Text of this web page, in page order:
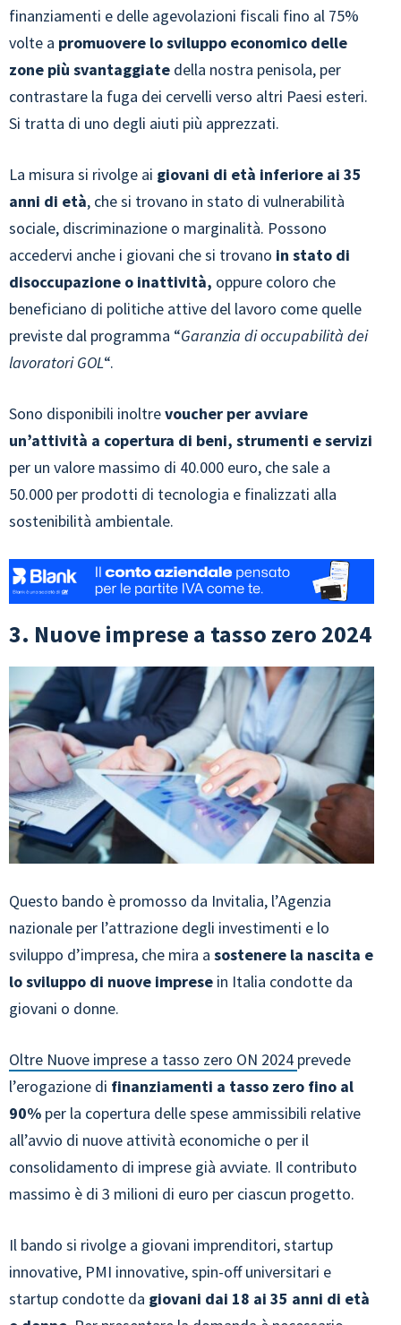
finanziamenti e delle agevolazioni fiscali fino al 75%
volte a promuovere lo sviluppo economico delle
zone più svantaggiate della nostra penisola, per
contrastare la fuga dei cervelli verso altri Paesi esteri.
Si tratta di uno degli aiuti più apprezzati.
La misura si rivolge ai giovani di età inferiore ai 35
anni di età, che si trovano in stato di vulnerabilità
sociale, discriminazione o marginalità. Possono
accedervi anche i giovani che si trovano in stato di
disoccupazione o inattività, oppure coloro che
beneficiano di politiche attive del lavoro come quelle
previste dal programma “Garanzia di occupabilità dei
lavoratori GOL“.
Sono disponibili inoltrevoucher per avviare
un’attività a copertura di beni, strumenti e servizi
per un valore massimo di 40.000 euro, che sale a
50.000 per prodotti di tecnologia e finalizzati alla
sostenibilità ambientale.
3. Nuove imprese a tasso zero 2024
Questo bando è promosso da Invitalia, l’Agenzia
nazionale per l’attrazione degli investimenti e lo
sviluppo d’impresa, che mira a sostenere la nascita e
lo sviluppo di nuove imprese in Italia condotte da
giovani o donne.
Oltre Nuove imprese a tasso zero ON 2024 prevede
l’erogazione di finanziamenti a tasso zero fino al
90% per la copertura delle spese ammissibili relative
all’avvio di nuove attività economiche o per il
consolidamento di imprese già avviate. Il contributo
massimo è di 3 milioni di euro per ciascun progetto.
Il bando si rivolge a giovani imprenditori, startup
innovative, PMI innovative, spin-off universitari e
startup condotte da giovani dai 18 ai 35 anni di età